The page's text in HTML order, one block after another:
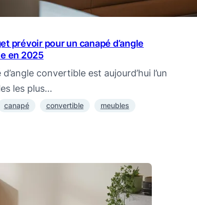
prévoir pour un canapé d’angle
en 2025
convertible est aujourd’hui l’un
les plus…
canapé convertible
meubles